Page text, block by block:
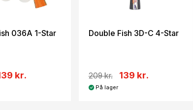
036A 1-Star
kr.
Double Fish 3D-C 4-Star
209 kr. 139 kr.
På lager